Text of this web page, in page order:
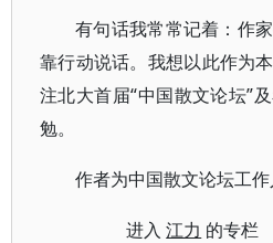
有句话我常常记着：作
靠行动说话。我想以此作为
注北大首届“中国散文论坛”
勉。
作者为中国散文论坛工
进入江力 的专栏